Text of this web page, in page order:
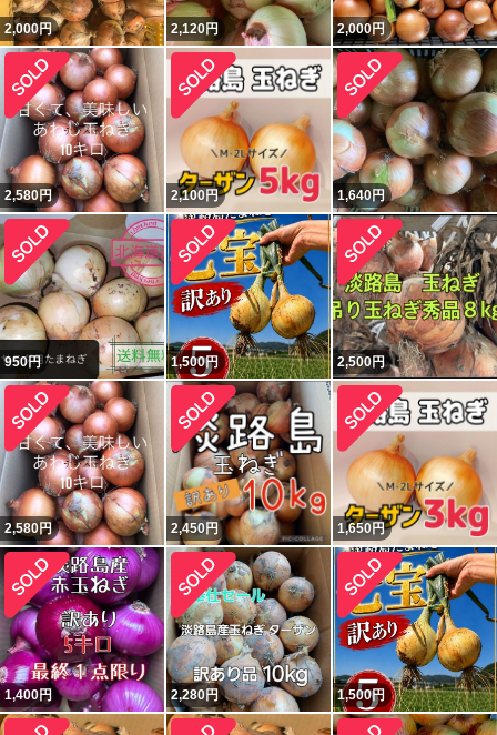
2,000円 2,120円 2,000円
2,580円 2,100円 1,640円
950円 1,500円 2,500円
2,580円 2,450円 1,650円
1,400円 2,280円 1,500円